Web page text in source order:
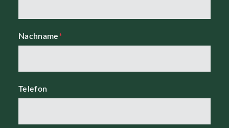
Nachname*
Telefon